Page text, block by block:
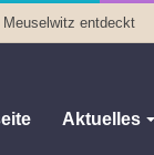
entdeckt
Aktuelles